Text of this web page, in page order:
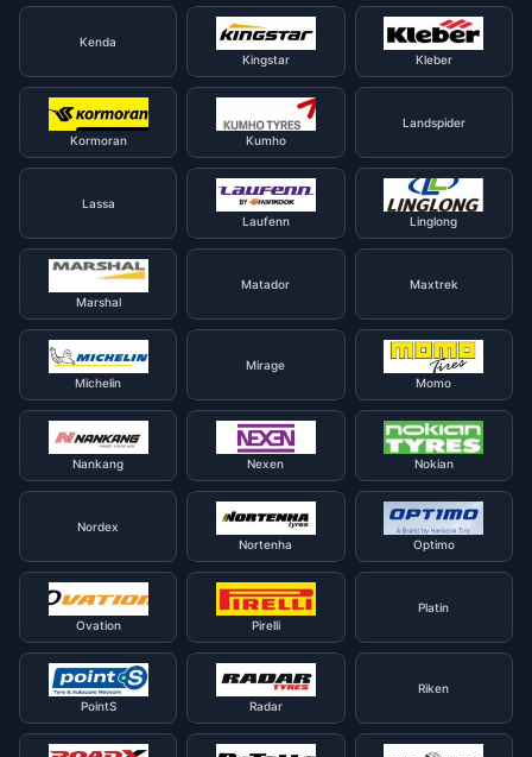
Kenda
Kingstar
Kleber
Kormoran Kumho
Landspider
Lassa
Laufenn
Linglong
Marshal
Matador Maxtrek
Michelin
Mirage
Momo
Nankang Nexen Nokian
Nordex
Nortenha
Optimo
Ovation Pirelli
Platin
PointS Radar
Riken